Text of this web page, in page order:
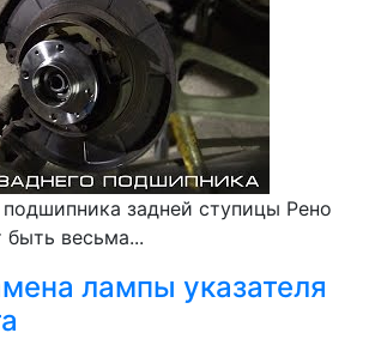
задней ступицы Рено
быть весьма...
лампы указателя